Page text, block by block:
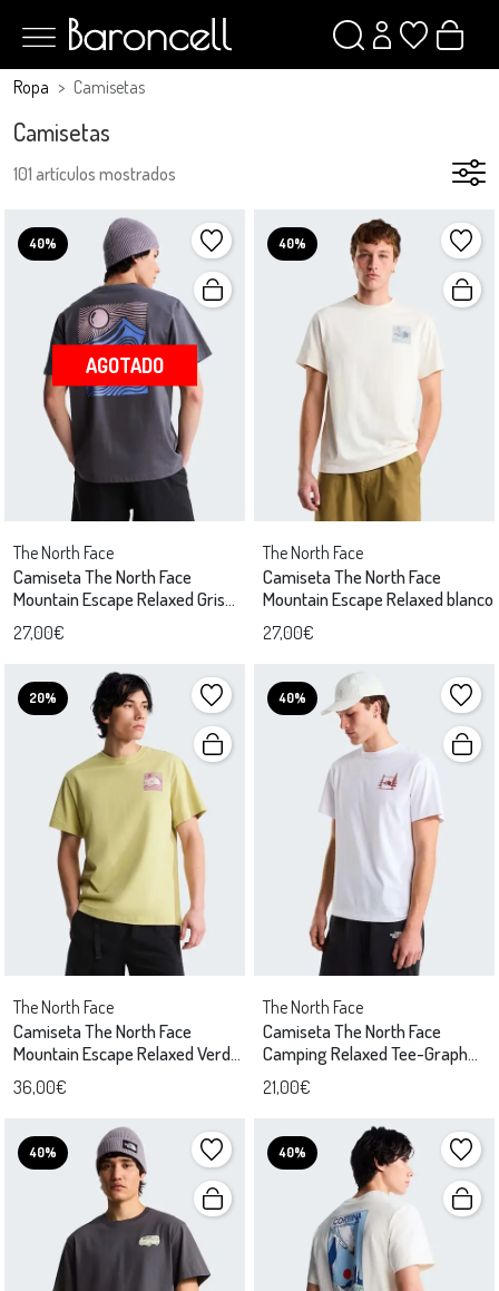
Ropa Camisetas
Camisetas
101 artículos mostrados
40%
AGOTADO
The North Face
Camiseta The North Face
Mountain Escape Relaxed Gris
Unisex
27,00€
40%
The North Face
Camiseta The North Face
Mountain Escape Relaxed blanco
27,00€
20%
The North Face
Camiseta The North Face
Mountain Escape Relaxed Verde
Hombre
36,00€
40%
The North Face
Camiseta The North Face
Camping Relaxed Tee-Graph
Blanco
21,00€
40% 40%